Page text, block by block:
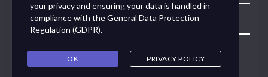
Toggle
Concept Link BVBA - Van den Tymplestraat 37 - 3000 Leuven -
0495/50.79.91 - ann@conceptlink.be
your privacy and ensuring your data is handled in
compliance with theGeneral Data Protection
Regulation (GDPR).
OK PRIVACY POLICY